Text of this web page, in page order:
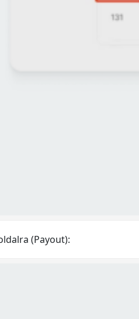
(Payout):